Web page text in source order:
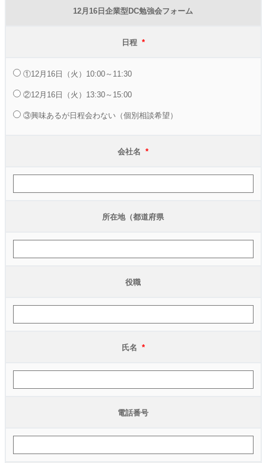
12月16日企業型DC勉強会フォーム
日程 *
①12月16日（火）10:00～11:30
②12月16日（火）13:30～15:00
③興味あるが日程会わない（個別相談希望）
会社名 *
所在地（都道府県
役職
氏名 *
電話番号